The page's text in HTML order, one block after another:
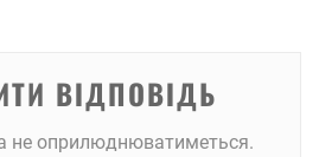
ВІДПОВІДЬ
не оприлюднюватиметься.